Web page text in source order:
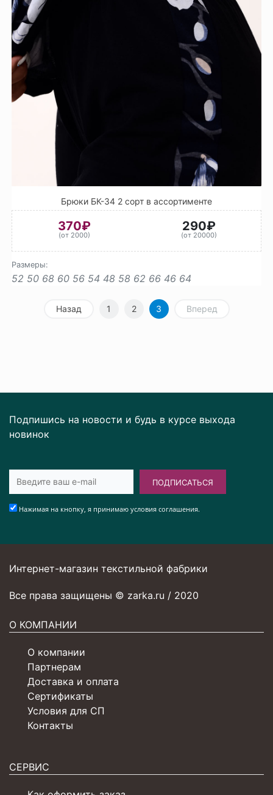
Брюки БК-34 2 сорт в ассортименте
370₽
(от 2000)
290₽
(от 20000)
Размеры:
52 50 68 60 56 54 48 58 62 66 46 64
Назад 1 2 3 Вперед
Подпишись на новости и будь в курсе выхода
новинок
ПОДПИСАТЬСЯ
Нажимая на кнопку, я принимаю условия соглашения.
Интернет-магазин текстильной фабрики
Все права защищены © zarka.ru / 2020
О КОМПАНИИ
О компании
Партнерам
Доставка и оплата
Сертификаты
Условия для СП
Контакты
СЕРВИС